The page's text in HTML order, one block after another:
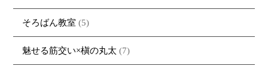
そろばん教室 (5)
魅せる筋交い×槇の丸太 (7)